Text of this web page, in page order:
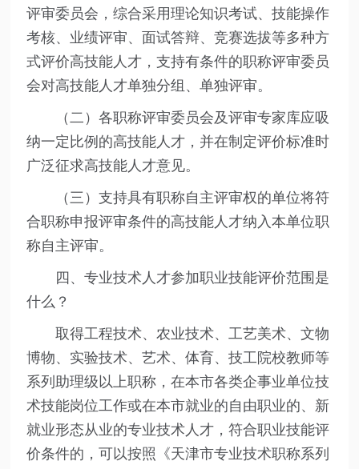
评审委员会，综合采用理论知识考试、技能操作
考核、业绩评审、面试答辩、竞赛选拔等多种方
式评价高技能人才，支持有条件的职称评审委员
会对高技能人才单独分组、单独评审。
（二）各职称评审委员会及评审专家库应吸
纳一定比例的高技能人才，并在制定评价标准时
广泛征求高技能人才意见。
（三）支持具有职称自主评审权的单位将符
合职称申报评审条件的高技能人才纳入本单位职
称自主评审。
四、专业技术人才参加职业技能评价范围是
什么？
取得工程技术、农业技术、工艺美术、文物
博物、实验技术、艺术、体育、技工院校教师等
系列助理级以上职称，在本市各类企事业单位技
术技能岗位工作或在本市就业的自由职业的、新
就业形态从业的专业技术人才，符合职业技能评
价条件的，可以按照《天津市专业技术职称系列